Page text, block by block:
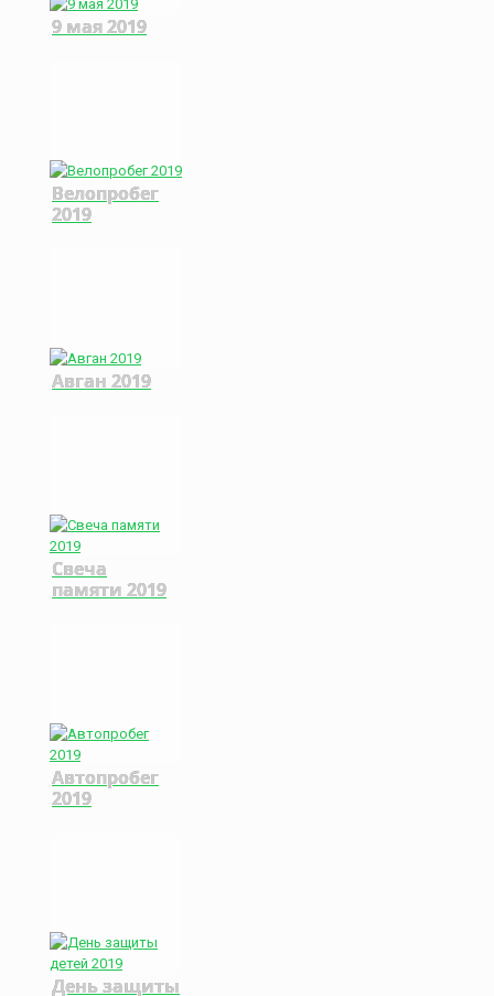
9 мая 2019
Велопробег
2019
Авган 2019
Свеча
памяти 2019
Автопробег
2019
День защиты